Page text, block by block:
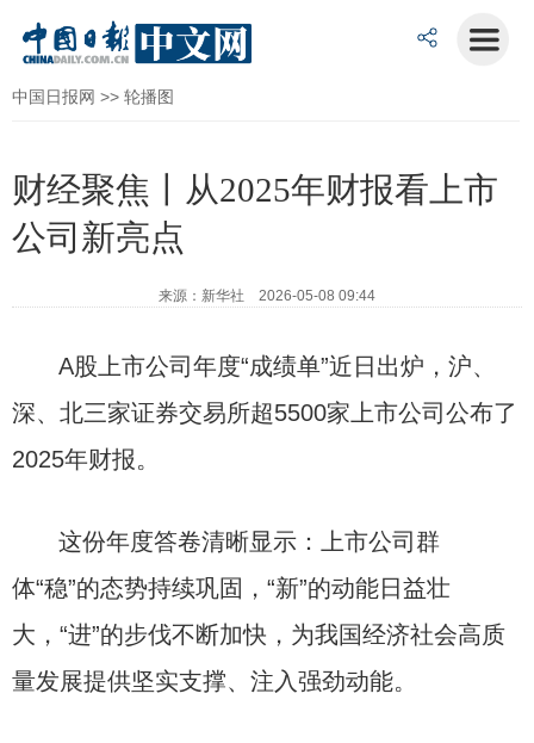
中国日报网 >> 轮播图
财经聚焦丨从2025年财报看上市
公司新亮点
来源：新华社 2026-05-08 09:44
A股上市公司年度“成绩单”近日出炉，沪、
深、北三家证券交易所超5500家上市公司公布了
2025年财报。
这份年度答卷清晰显示：上市公司群
体“稳”的态势持续巩固，“新”的动能日益壮
大，“进”的步伐不断加快，为我国经济社会高质
量发展提供坚实支撑、注入强劲动能。